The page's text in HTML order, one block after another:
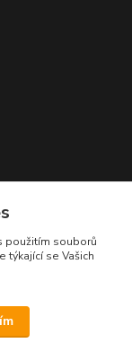
použitím souborů
týkající se Vašich